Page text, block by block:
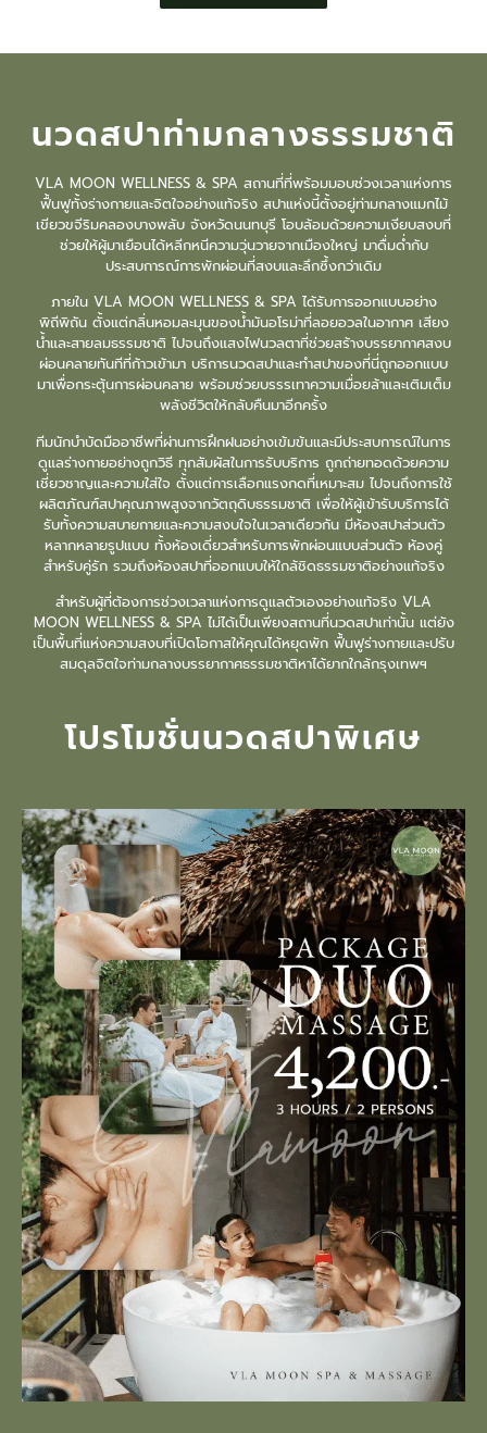
นวดสปาท่ามกลางธรรมชาติ
VLA MOON WELLNESS & SPA สถานที่ที่พร้อมมอบช่วงเวลาแห่งการ
ฟื้นฟูทั้งร่างกายและจิตใจอย่างแท้จริง สปาแห่งนี้ตั้งอยู่ท่ามกลางแมกไม้
เขียวขจีริมคลองบางพลับ จังหวัดนนทบุรี โอบล้อมด้วยความเงียบสงบที่
ช่วยให้ผู้มาเยือนได้หลีกหนีความวุ่นวายจากเมืองใหญ่ มาดื่มด่ำกับ
ประสบการณ์การพักผ่อนที่สงบและลึกซึ้งกว่าเดิม
ภายใน VLA MOON WELLNESS & SPA ได้รับการออกแบบอย่าง
พิถีพิถัน ตั้งแต่กลิ่นหอมละมุนของน้ำมันอโรม่าที่ลอยอวลในอากาศ เสียง
น้ำและสายลมธรรมชาติ ไปจนถึงแสงไฟนวลตาที่ช่วยสร้างบรรยากาศสงบ
ผ่อนคลายทันทีที่ก้าวเข้ามา บริการนวดสปาและทำสปาของที่นี่ถูกออกแบบ
มาเพื่อกระตุ้นการผ่อนคลาย พร้อมช่วยบรรรเทาความเมื่อยล้าและเติมเต็ม
พลังชีวิตให้กลับคืนมาอีกครั้ง
ทีมนักบำบัดมืออาชีพที่ผ่านการฝึกฝนอย่างเข้มข้นและมีประสบการณ์ในการ
ดูแลร่างกายอย่างถูกวิธี ทุกสัมผัสในการรับบริการ ถูกถ่ายทอดด้วยความ
เชี่ยวชาญและความใส่ใจ ตั้งแต่การเลือกแรงกดที่เหมาะสม ไปจนถึงการใช้
ผลิตภัณฑ์สปาคุณภาพสูงจากวัตถุดิบธรรมชาติ เพื่อให้ผู้เข้ารับบริการได้
รับทั้งความสบายกายและความสงบใจในเวลาเดียวกัน มีห้องสปาส่วนตัว
หลากหลายรูปแบบ ทั้งห้องเดี่ยวสำหรับการพักผ่อนแบบส่วนตัว ห้องคู่
สำหรับคู่รัก รวมถึงห้องสปาที่ออกแบบให้ใกล้ชิดธรรมชาติอย่างแท้จริง
สำหรับผู้ที่ต้องการช่วงเวลาแห่งการดูแลตัวเองอย่างแท้จริง VLA
MOON WELLNESS & SPA ไม่ได้เป็นเพียงสถานที่นวดสปาเท่านั้น แต่ยัง
เป็นพื้นที่แห่งความสงบที่เปิดโอกาสให้คุณได้หยุดพัก ฟื้นฟูร่างกายและปรับ
สมดุลจิตใจท่ามกลางบรรยากาศธรรมชาติหาได้ยากใกล้กรุงเทพฯ
โปรโมชั่นนวดสปาพิเศษ